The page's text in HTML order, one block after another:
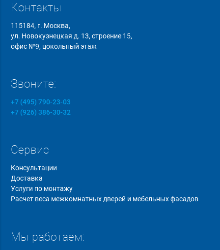
Контакты
115184, г. Москва,
ул. Новокузнецкая д. 13, строение 15,
офис №9, цокольный этаж
Звоните:
+7 (495) 790-23-03
+7 (926) 386-30-32
Сервис
Консультации
Доставка
Услуги по монтажу
Расчет веса межкомнатных дверей и мебельных фасадов
Мы работаем: